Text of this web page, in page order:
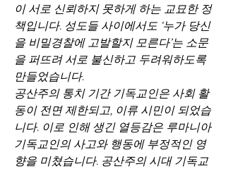
이 서로 신뢰하지 못하게 하는 교묘한 정
책입니다. 성도들 사이에서도 ‘누가 당신
을 비밀경찰에 고발할지 모른다’는 소문
을 퍼뜨려 서로 불신하고 두려워하도록
만들었습니다.
공산주의 통치 기간 기독교인은 사회 활
동이 전면 제한되고, 이류 시민이 되었습
니다. 이로 인해 생긴 열등감은 루마니아
기독교인의 사고와 행동에 부정적인 영
향을 미쳤습니다. 공산주의 시대 기독교